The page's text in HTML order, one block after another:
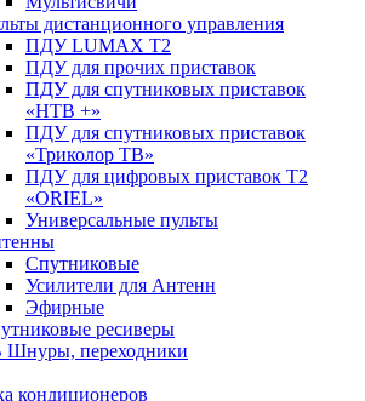
дистанционного управления
ПДУ LUMAX Т2
ПДУ для прочих приставок
ПДУ для спутниковых приставок
«НТВ +»
ПДУ для спутниковых приставок
«Триколор ТВ»
ПДУ для цифровых приставок Т2
«ORIEL»
Универсальные пульты
Спутниковые
Усилители для Антенн
Эфирные
ресиверы
Шнуры, переходники
кондиционеров